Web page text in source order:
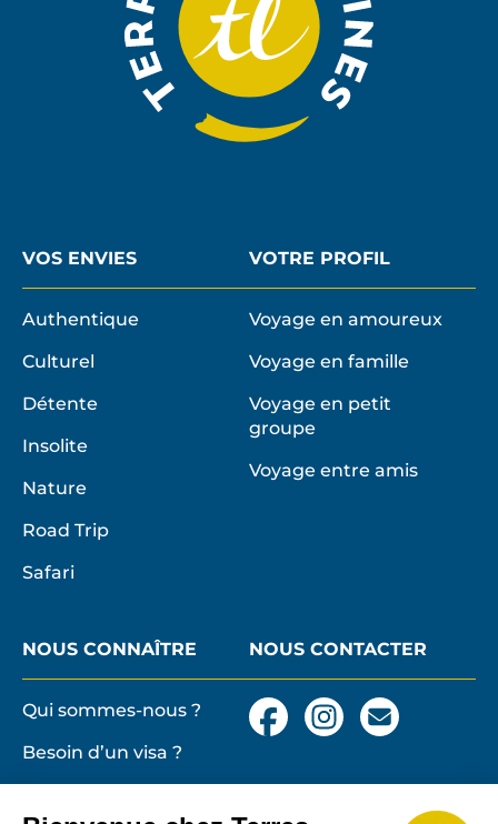
VOS ENVIES
Authentique
Culturel
Détente
Insolite
Nature
Road Trip
Safari
VOTRE PROFIL
Voyage en amoureux
Voyage en famille
Voyage en petit
groupe
Voyage entre amis
NOUS CONNAÎTRE
Qui sommes-nous ?
Besoin d’un visa ?
et particulières de
NOUS CONTACTER
FacebookInstagram
Nous
contacter
email